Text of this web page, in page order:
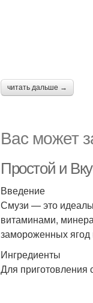
читать дальше →
Вас может
Простой и
Введение
Смузи — это
витаминами,
замороженных ягод
Ингредиенты
Для приготовления